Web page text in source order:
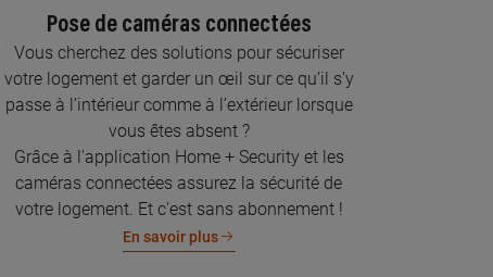
Pose de caméras connectées
Vous cherchez des solutions pour sécuriser
votre logement et garder un œil sur ce qu’il s’y
passe à l’intérieur comme à l’extérieur lorsque
vous êtes absent ?
Grâce à l'application Home + Security et les
caméras connectées assurez la sécurité de
votre logement. Et c'est sans abonnement !
En savoir plus